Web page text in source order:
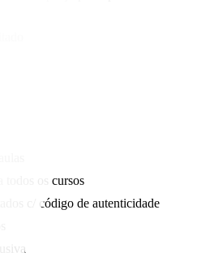
todos os cursos
c/ código de autenticidade